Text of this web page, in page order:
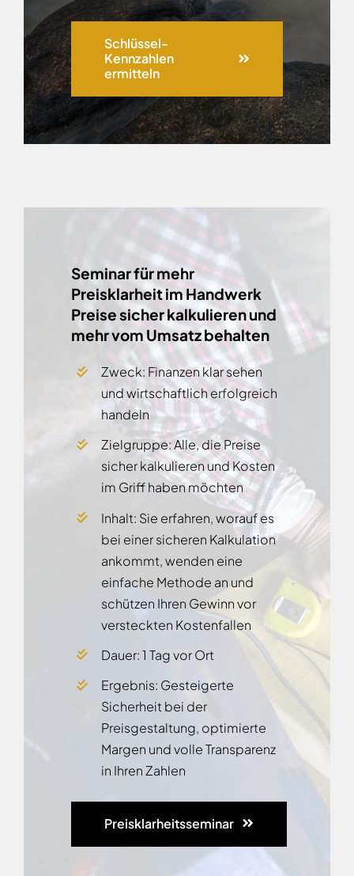
Schlüssel-
Kennzahlen
ermitteln
Seminar für mehr
Preisklarheit im Handwerk
Preise sicher kalkulieren und
mehr vom Umsatz behalten
Zweck: Finanzen klar sehen
und wirtschaftlich erfolgreich
handeln
Zielgruppe: Alle, die Preise
sicher kalkulieren und Kosten
im Griff haben möchten
Inhalt: Sie erfahren, worauf es
bei einer sicheren Kalkulation
ankommt, wenden eine
einfache Methode an und
schützen Ihren Gewinn vor
versteckten Kostenfallen
Dauer: 1 Tag vor Ort
Ergebnis: Gesteigerte
Sicherheit bei der
Preisgestaltung, optimierte
Margen und volle Transparenz
in Ihren Zahlen
Preisklarheitsseminar